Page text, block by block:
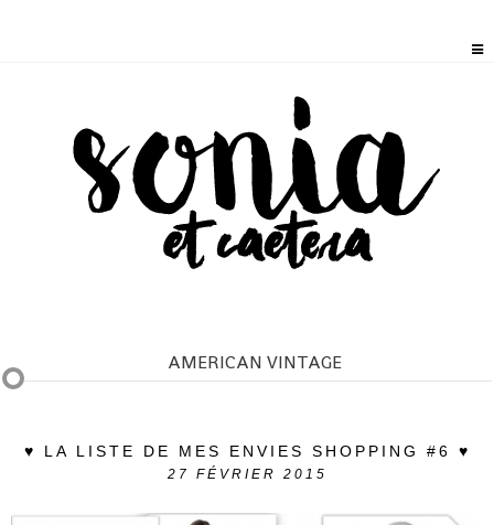
AMERICAN VINTAGE
♥ LA LISTE DE MES ENVIES SHOPPING #6 ♥
27 FÉVRIER 2015